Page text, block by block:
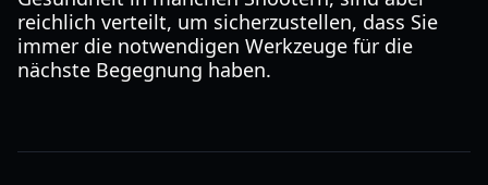
reichlich verteilt, um sicherzustellen, dass Sie
immer die notwendigen Werkzeuge für die
nächste Begegnung haben.